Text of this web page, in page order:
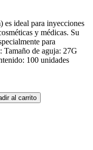
ideal para inyecciones
y médicas. Su
para
Tamaño de aguja: 27G
100 unidades
al carrito